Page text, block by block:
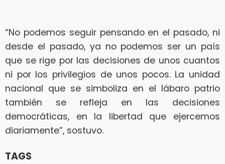
“No podemos seguir pensando en el pasado, ni
desde el pasado, ya no podemos ser un país
que se rige por las decisiones de unos cuantos
ni por los privilegios de unos pocos. La unidad
nacional que se simboliza en el lábaro patrio
también se refleja en las decisiones
democráticas, en la libertad que ejercemos
diariamente”, sostuvo.
TAGS